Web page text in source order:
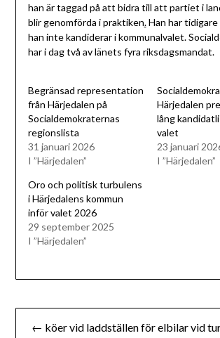
han är taggad på att bidra till att partiet i
blir genomförda i praktiken.Han har
han inte kandiderar i kommunalvalet.
har i dag två av länets fyra riksdagsmandat.
Begränsad representation
från Härjedalen på
Socialdemokraternas
regionslista
31 januari 2026
I ”Härjedalen”
Härjedalen
lång
valet
23 januari
I ”Härjedalen”
Oro och politisk turbulens
i Härjedalens kommun
inför valet 2026
29 september 2025
I ”Härjedalen”
Inläggsnavigering
← köer vid laddställen för elbilar vid